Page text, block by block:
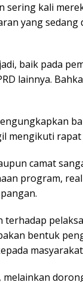
sering kali
yang sedang
baik pada
lainnya.
mengikuti rapat
camat
program,
bentuk